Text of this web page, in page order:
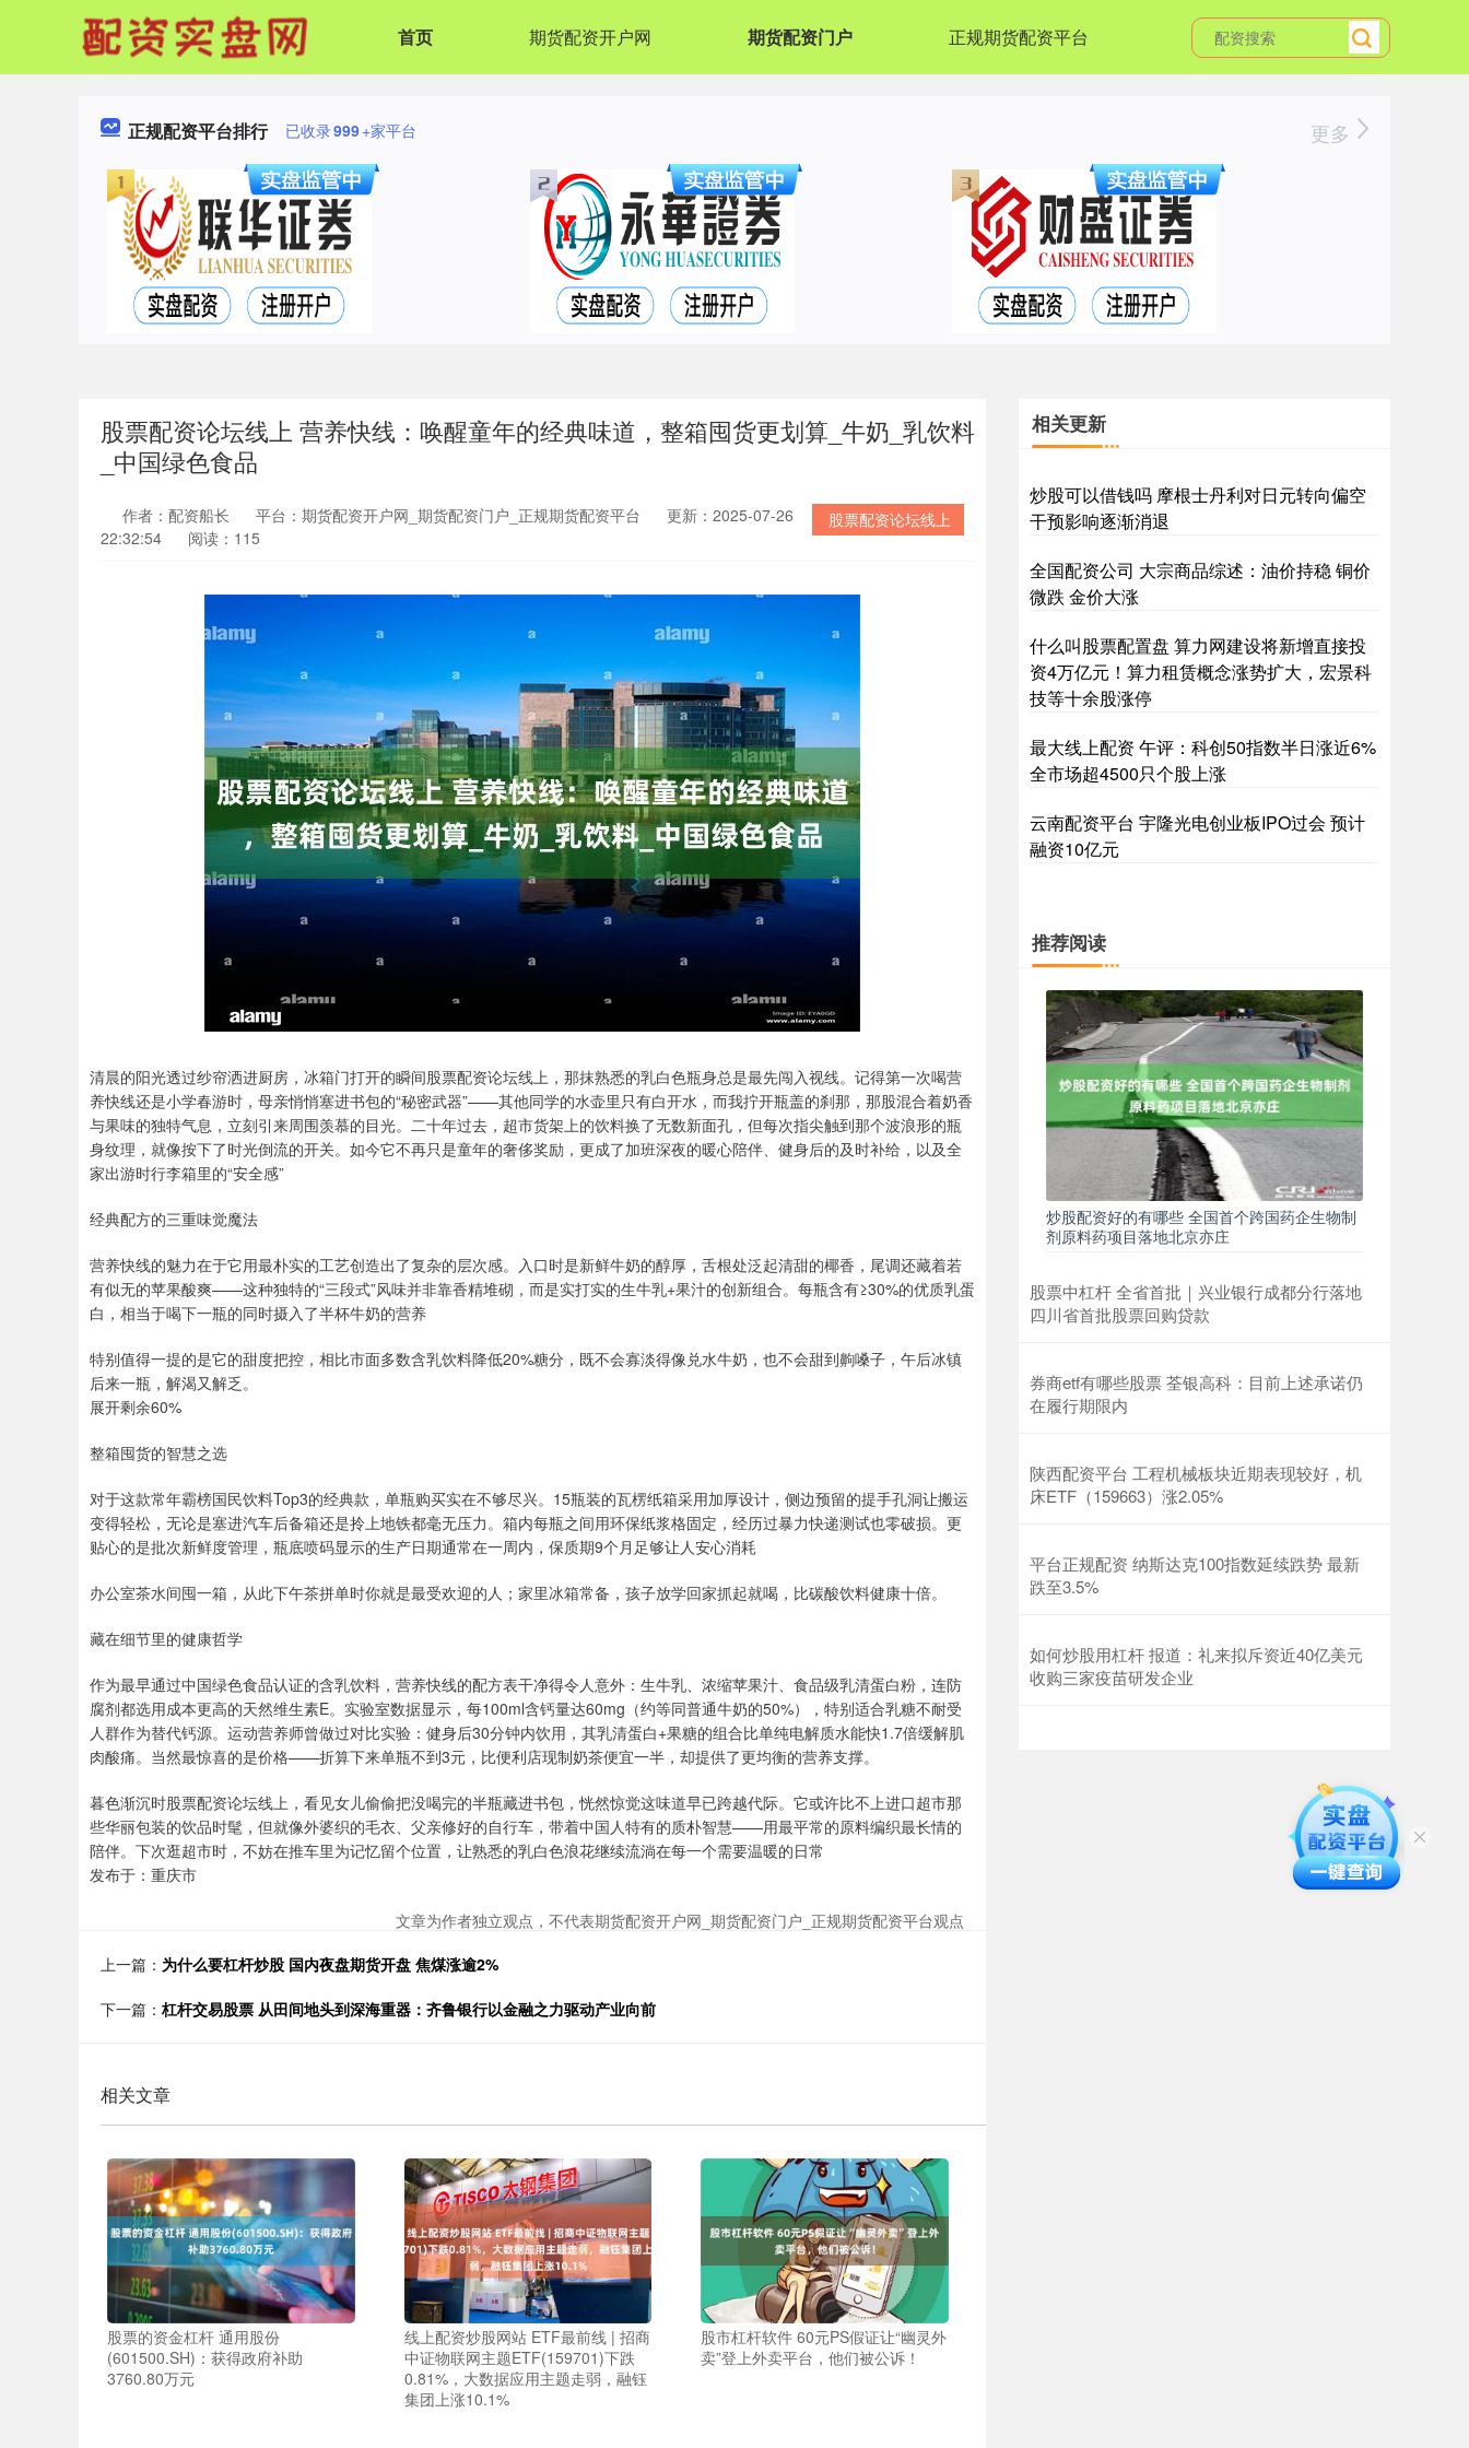
首页 期货配资开户网 期货配资门户 正规期货配资平台
正规配资平台排行 已收录999+家平台 更多
股票配资论坛线上 营养快线：唤醒童年的经典味道，整箱囤货更划算_牛奶_乳饮料
_中国绿色食品
股票配资论坛线上
作者：配资船长 平台：期货配资开户网_期货配资门户_正规期货配资平台
更新：2025-07-26
22:32:54
阅读：115
清晨的阳光透过纱帘洒进厨房，冰箱门打开的瞬间股票配资论坛线上，那抹熟悉的乳白色瓶身总是最先闯入视线。记得第一次喝营
养快线还是小学春游时，母亲悄悄塞进书包的“秘密武器”——其他同学的水壶里只有白开水，而我拧开瓶盖的刹那，那股混合着奶香
与果味的独特气息，立刻引来周围羡慕的目光。二十年过去，超市货架上的饮料换了无数新面孔，但每次指尖触到那个波浪形的瓶
身纹理，就像按下了时光倒流的开关。如今它不再只是童年的奢侈奖励，更成了加班深夜的暖心陪伴、健身后的及时补给，以及全
家出游时行李箱里的“安全感”
经典配方的三重味觉魔法
营养快线的魅力在于它用最朴实的工艺创造出了复杂的层次感。入口时是新鲜牛奶的醇厚，舌根处泛起清甜的椰香，尾调还藏着若
有似无的苹果酸爽——这种独特的“三段式”风味并非靠香精堆砌，而是实打实的生牛乳+果汁的创新组合。每瓶含有≥30%的优质乳蛋
白，相当于喝下一瓶的同时摄入了半杯牛奶的营养
特别值得一提的是它的甜度把控，相比市面多数含乳饮料降低20%糖分，既不会寡淡得像兑水牛奶，也不会甜到齁嗓子，午后冰镇
后来一瓶，解渴又解乏。
展开剩余60%
整箱囤货的智慧之选
对于这款常年霸榜国民饮料Top3的经典款，单瓶购买实在不够尽兴。15瓶装的瓦楞纸箱采用加厚设计，侧边预留的提手孔洞让搬运
变得轻松，无论是塞进汽车后备箱还是拎上地铁都毫无压力。箱内每瓶之间用环保纸浆格固定，经历过暴力快递测试也零破损。更
贴心的是批次新鲜度管理，瓶底喷码显示的生产日期通常在一周内，保质期9个月足够让人安心消耗
办公室茶水间囤一箱，从此下午茶拼单时你就是最受欢迎的人；家里冰箱常备，孩子放学回家抓起就喝，比碳酸饮料健康十倍。
藏在细节里的健康哲学
作为最早通过中国绿色食品认证的含乳饮料，营养快线的配方表干净得令人意外：生牛乳、浓缩苹果汁、食品级乳清蛋白粉，连防
腐剂都选用成本更高的天然维生素E。实验室数据显示，每100ml含钙量达60mg（约等同普通牛奶的50%），特别适合乳糖不耐受
人群作为替代钙源。运动营养师曾做过对比实验：健身后30分钟内饮用，其乳清蛋白+果糖的组合比单纯电解质水能快1.7倍缓解肌
肉酸痛。当然最惊喜的是价格——折算下来单瓶不到3元，比便利店现制奶茶便宜一半，却提供了更均衡的营养支撑。
暮色渐沉时股票配资论坛线上，看见女儿偷偷把没喝完的半瓶藏进书包，恍然惊觉这味道早已跨越代际。它或许比不上进口超市那
些华丽包装的饮品时髦，但就像外婆织的毛衣、父亲修好的自行车，带着中国人特有的质朴智慧——用最平常的原料编织最长情的
陪伴。下次逛超市时，不妨在推车里为记忆留个位置，让熟悉的乳白色浪花继续流淌在每一个需要温暖的日常
发布于：重庆市
文章为作者独立观点，不代表期货配资开户网_期货配资门户_正规期货配资平台观点
上一篇： 为什么要杠杆炒股 国内夜盘期货开盘 焦煤涨逾2%
下一篇： 杠杆交易股票 从田间地头到深海重器：齐鲁银行以金融之力驱动产业向前
相关文章
股票的资金杠杆 通用股份
(601500.SH)：获得政府补助
3760.80万元
线上配资炒股网站 ETF最前线 | 招商
中证物联网主题ETF(159701)下跌
0.81%，大数据应用主题走弱，融钰
集团上涨10.1%
股市杠杆软件 60元PS假证让“幽灵外
卖”登上外卖平台，他们被公诉！
相关更新
炒股可以借钱吗 摩根士丹利对日元转向偏空
干预影响逐渐消退
全国配资公司 大宗商品综述：油价持稳 铜价
微跌 金价大涨
什么叫股票配置盘 算力网建设将新增直接投
资4万亿元！算力租赁概念涨势扩大，宏景科
技等十余股涨停
最大线上配资 午评：科创50指数半日涨近6%
全市场超4500只个股上涨
云南配资平台 宇隆光电创业板IPO过会 预计
融资10亿元
推荐阅读
炒股配资好的有哪些 全国首个跨国药企生物制
剂原料药项目落地北京亦庄
股票中杠杆 全省首批｜兴业银行成都分行落地
四川省首批股票回购贷款
券商etf有哪些股票 荃银高科：目前上述承诺仍
在履行期限内
陕西配资平台 工程机械板块近期表现较好，机
床ETF（159663）涨2.05%
平台正规配资 纳斯达克100指数延续跌势 最新
跌至3.5%
如何炒股用杠杆 报道：礼来拟斥资近40亿美元
收购三家疫苗研发企业